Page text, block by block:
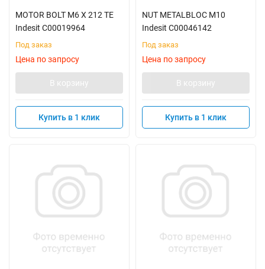
MOTOR BOLT M6 X 212 TE
Indesit C00019964
Под заказ
Цена по запросу
В корзину
Купить в 1 клик
NUT METALBLOC M10
Indesit C00046142
Под заказ
Цена по запросу
В корзину
Купить в 1 клик